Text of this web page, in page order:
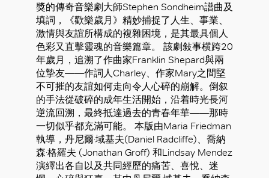
獎的傳奇音樂劇大師Stephen Sondheim譜曲及
填詞，《歡樂歲月》精妙捕捉了人生、事業、
激情與友誼所構成的複雜困境，是其最具個人
色彩又直擊靈魂的音樂篇章。 該劇敍事横跨20
年歲月，追溯了作曲家Franklin Shepard與兩
位摯友——作詞人Charley、作家Mary之間堅
不可摧的友誼如何走向令人心碎的崩解。倒叙
的手法從破碎的成年生活開始，沿着時光長河
逆流回溯，最終抵達過去的青春年華——那時
一切似乎都充滿可能。 本版由Maria Friedman
執導，丹尼爾·域基夫(Daniel Radcliffe)、喬納
森·格羅夫 (Jonathan Groff) 和Lindsay Mendez
演繹出各自以及共同經歷的痛苦、喜悅、迷